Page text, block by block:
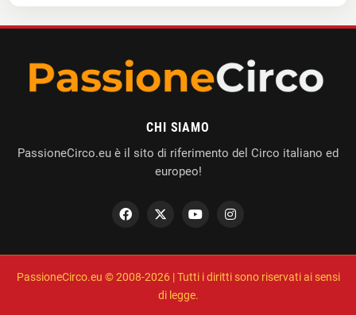
CHI SIAMO
PassioneCirco.eu è il sito di riferimento del Circo italiano ed
europeo!
PassioneCirco.eu © 2008-2026 | Tutti i diritti sono riservati ai sensi
di legge.